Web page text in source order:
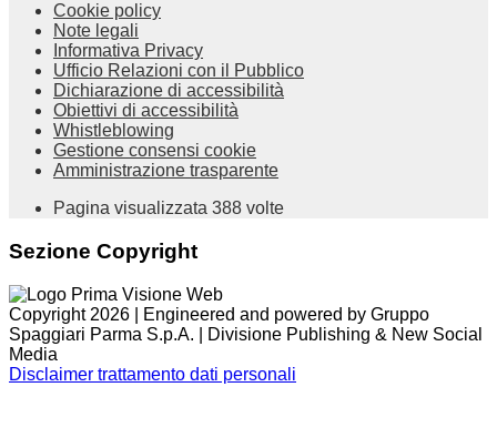
Cookie policy
Note legali
Informativa Privacy
Ufficio Relazioni con il Pubblico
Dichiarazione di accessibilità
Obiettivi di accessibilità
Whistleblowing
Gestione consensi cookie
Amministrazione trasparente
Pagina visualizzata 388 volte
Sezione Copyright
Copyright 2026 | Engineered and powered by Gruppo
Spaggiari Parma S.p.A. | Divisione Publishing & New Social
Media
Disclaimer trattamento dati personali